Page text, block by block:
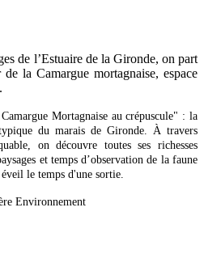
de l’Estuaire de la Gironde, on part
la Camargue mortagnaise, espace
Mortagnaise au crépuscule" : la
du marais de Gironde. À travers
on découvre toutes ses richesses
et temps d’observation de la faune
le temps d'une sortie.
Environnement